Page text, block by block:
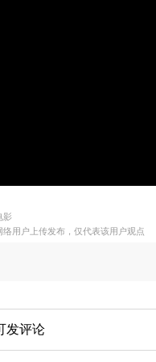
影
用户上传发布，仅代表该用户观点
发评论